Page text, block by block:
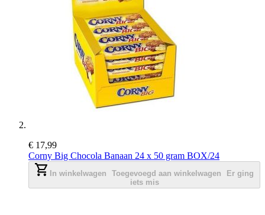
€ 17,99
Corny Big Chocola Banaan 24 x 50 gram BOX/24
In winkelwagen Toegevoegd aan winkelwagen
Er ging
iets mis